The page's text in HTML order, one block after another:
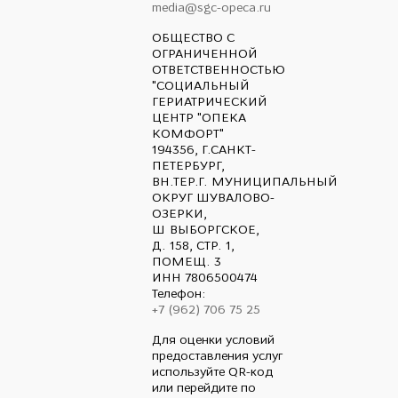
media@sgc-opeca.ru
ОБЩЕСТВО С
ОГРАНИЧЕННОЙ
ОТВЕТСТВЕННОСТЬЮ
"СОЦИАЛЬНЫЙ
ГЕРИАТРИЧЕСКИЙ
ЦЕНТР "ОПЕКА
КОМФОРТ"
194356, Г.САНКТ-
ПЕТЕРБУРГ,
ВН.ТЕР.Г. МУНИЦИПАЛЬНЫЙ
ОКРУГ ШУВАЛОВО-
ОЗЕРКИ,
Ш ВЫБОРГСКОЕ,
Д. 158, СТР. 1,
ПОМЕЩ. 3
ИНН 7806500474
Телефон:
+7 (962) 706 75 25
Для оценки условий
предоставления услуг
используйте QR-код
или перейдите по